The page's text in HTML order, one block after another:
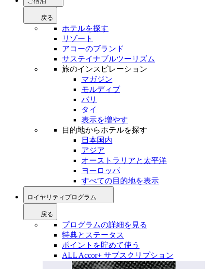
戻る
ホテルを探す
リゾート
アコーのブランド
サステイナブルツーリズム
旅のインスピレーション
マガジン
モルディブ
バリ
タイ
表示を増やす
目的地からホテルを探す
日本国内
アジア
オーストラリアと太平洋
ヨーロッパ
すべての目的地を表示
ロイヤリティプログラム
戻る
プログラムの詳細を見る
特典とステータス
ポイントを貯めて使う
ALL Accor+ サブスクリプション